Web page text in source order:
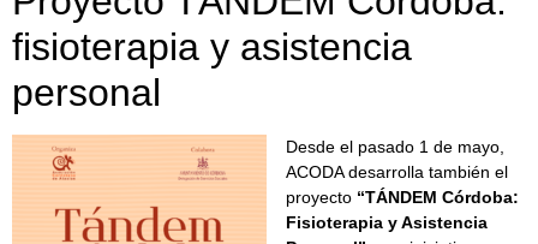
fisioterapia y asistencia
personal
Desde el pasado 1 de mayo,
ACODA desarrolla también el
proyecto “TÁNDEM Córdoba:
Fisioterapia y Asistencia